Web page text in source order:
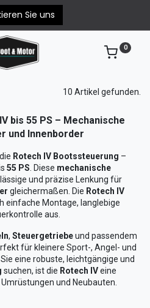
Sie uns
0
10 Artikel gefunden.
bis 55 PS – Mechanische
und Innenborder
Rotech IV Bootssteuerung –
55 PS . Diese mechanische
und präzise Lenkung für
gleichermaßen. Die Rotech IV
einfache Montage, langlebige
aus.
, Steuergetriebeund passendem
für kleinere Sport-, Angel- und
eine robuste, leichtgängige und
suchen, ist die Rotech IVeine
und Neubauten.